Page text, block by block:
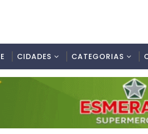
CIDADES CATEGORIAS